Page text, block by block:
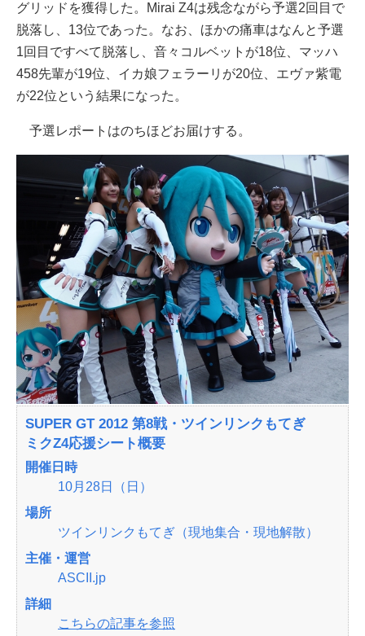
グリッドを獲得した。Mirai Z4は残念ながら予選2回目で
脱落し、13位であった。なお、ほかの痛車はなんと予選
1回目ですべて脱落し、音々コルベットが18位、マッハ
458先輩が19位、イカ娘フェラーリが20位、エヴァ紫電
が22位という結果になった。
予選レポートはのちほどお届けする。
SUPER GT 2012 第8戦・ツインリンクもてぎ
ミクZ4応援シート概要
開催日時
10月28日（日）
場所
ツインリンクもてぎ（現地集合・現地解散）
主催・運営
ASCII.jp
詳細
こちらの記事を参照